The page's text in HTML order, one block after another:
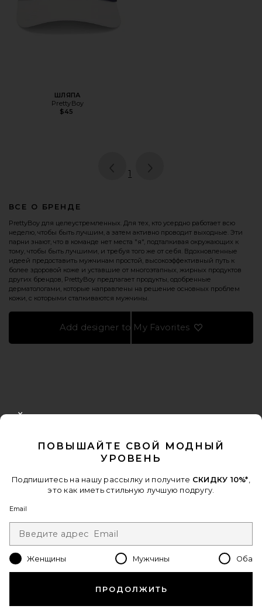
ШЛЯПА
PrettyBoy
$45
page
1
ВСЕ О БРЕНДЕ
PrettyBoy для целеустремленных. Для тех, кто усердно работает всю
неделю, чтобы быть лучшим, а затем активно проводит выходные. Эти
парни знают, что в команде нет места "я", подталкивая окружающих к
тому, чтобы быть лучшими, и требуя того же от себя. Вдохновленные
идеей предоставить мужчинам простой, высокоэффективный путь к
более здоровой коже и уставшие от многоэтапных, жирных продуктов
других брендов, PrettyBoy предлагает продукты, одобренные
дерматологами, которые направлены на решение основных проблем
кожи, с которыми сталкиваются мужчины.
Add designer to My Favorites
FOOTER
Когда вы подписываетесь на нашу рассылку, указав свой email.
Отписаться можно в любой момент.политика
Email Address
Change Country Regions
ru USD
ПОМОГИТЕ НАМ СТАТЬ ЛУЧШЕ!
ПОВЫШАЙТЕ СВОЙ МОДНЫЙ
УРОВЕНЬ
Подпишитесь на нашу рассылку и получите СКИДКУ 10%*
это как иметь стильную лучшую подругу.
Email
Женщины Мужчины Оба
ПРОДОЛЖИТЬ